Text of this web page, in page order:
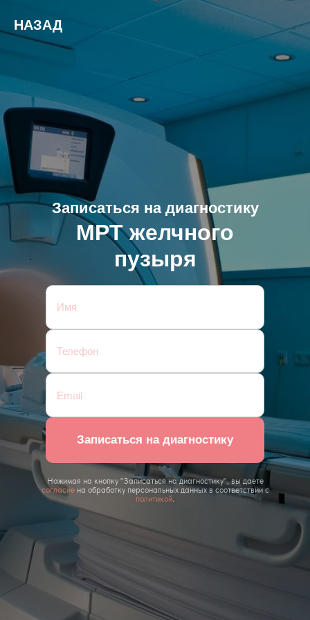
НАЗАД
Нажимая на кнопку "Записаться на диагностику", вы даете
согласиена обработку персональных данных в соответствии с
политикой.
Записаться на диагностику
МРТ желчного
пузыря
Записаться на диагностику